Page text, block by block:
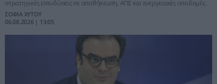
στρατηγικές επενδύσεις σε αποθήκευση, ΑΠΕ και ενεργειακές υποδομές.
ΣΟΦΙΑ ΧΥΤΟΥ
06.08.2026 | 13:05